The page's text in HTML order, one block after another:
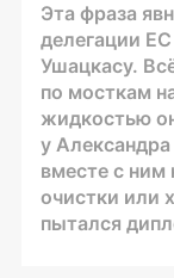
Эта фраза
делегации
Ушацкасу.
по мосткам
жидкостью
у
вместе с ним
очистки или
пытался